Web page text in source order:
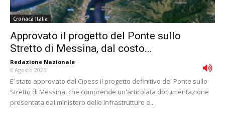
Cronaca Italia
Approvato il progetto del Ponte sullo
Stretto di Messina, dal costo...
Redazione Nazionale -
6 Agosto 2025
E’ stato approvato dal Cipess il progetto definitivo del Ponte sullo
Stretto di Messina, che comprende un'articolata documentazione
presentata dal ministero delle Infrastrutture e...